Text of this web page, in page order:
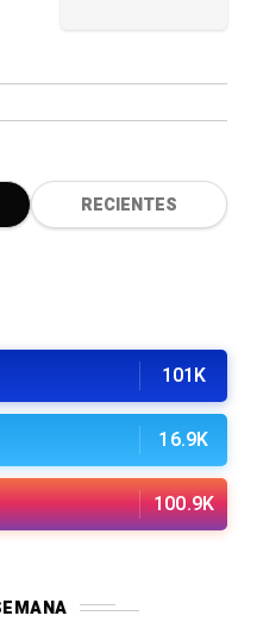
RECIENTES
101K
16.9K
100.9K